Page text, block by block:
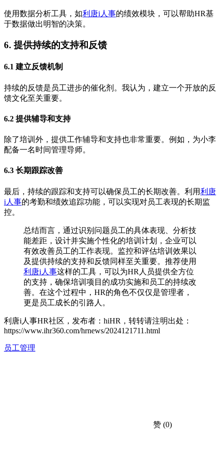
使用数据分析工具，如利唐i人事的绩效模块，可以帮助HR基
于数据做出明智的决策。
6. 提供持续的支持和反馈
6.1 建立反馈机制
持续的反馈是员工进步的催化剂。我认为，建立一个开放的反
馈文化至关重要。
6.2 提供辅导和支持
除了培训外，提供工作辅导和支持也非常重要。例如，为小李
配备一名时间管理导师。
6.3 长期跟踪改善
最后，持续的跟踪和支持可以确保员工的长期改善。利用利唐
i人事的考勤和绩效追踪功能，可以实现对员工表现的长期监
控。
总结而言，通过识别问题员工的具体表现、分析技
能差距，设计并实施个性化的培训计划，企业可以
有效改善员工的工作表现。监控和评估培训效果以
及提供持续的支持和反馈同样至关重要。推荐使用
利唐i人事这样的工具，可以为HR人员提供全方位
的支持，确保培训项目的成功实施和员工的持续改
善。在这个过程中，HR的角色不仅仅是管理者，
更是员工成长的引路人。
利唐i人事HR社区，发布者：hiHR，转转请注明出处：
https://www.ihr360.com/hrnews/2024121711.html
员工管理
赞 (0)